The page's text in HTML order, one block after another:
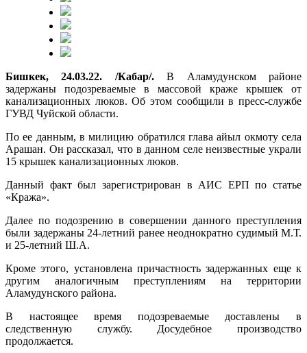
Бишкек, 24.03.22. /Кабар/.В Аламудунском районе
задержаны подозреваемые в массовой краже крышек от
канализационных люков. Об этом сообщили в пресс-службе
ГУВД Чуйской области.
По ее данным, в милицию обратился глава айыл окмоту села
Арашан. Он рассказал, что в данном селе неизвестные украли
15 крышек канализационных люков.
Данный факт был зарегистрирован в АИС ЕРП по статье
«Кража».
Далее по подозрению в совершении данного преступления
были задержаны 24-летний ранее неоднократно судимый М.Т.
и 25-летний Ш.А.
Кроме этого, установлена причастность задержанных еще к
другим аналогичным преступлениям на территории
Аламудунского района.
В настоящее время подозреваемые доставлены в
следственную службу. Досудебное производство
продолжается.